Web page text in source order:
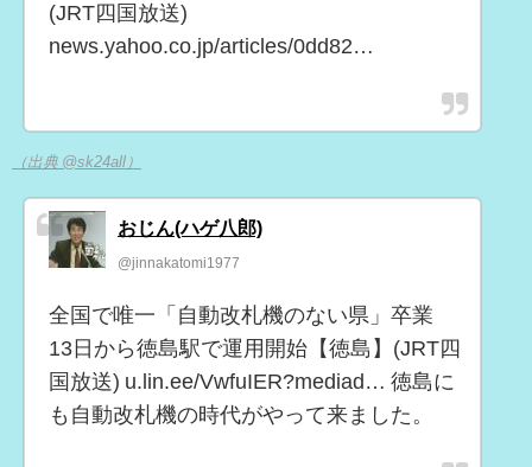
(JRT四国放送)
news.yahoo.co.jp/articles/0dd82…
（出典 @sk24all）
おじん(ハゲ八郎)
@jinnakatomi1977
全国で唯一「自動改札機のない県」卒業
13日から徳島駅で運用開始【徳島】(JRT四
国放送) u.lin.ee/VwfuIER?mediad… 徳島に
も自動改札機の時代がやって来ました。